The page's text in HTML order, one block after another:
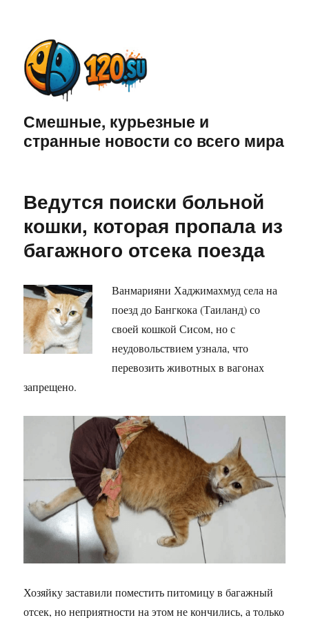
Смешные, курьезные и
странные новости со всего мира
Ведутся поиски больной
кошки, которая пропала из
багажного отсека поезда
Ванмарияни Хаджимахмуд села на
поезд до Бангкока (Таиланд) со
своей кошкой Сисом, но с
неудовольствием узнала, что
перевозить животных в вагонах
запрещено.
Хозяйку заставили поместить питомицу в багажный
отсек, но неприятности на этом не кончились, а только